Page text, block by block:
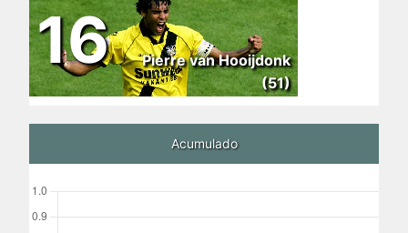
16
Pierre van Hooijdonk
(51)
Acumulado